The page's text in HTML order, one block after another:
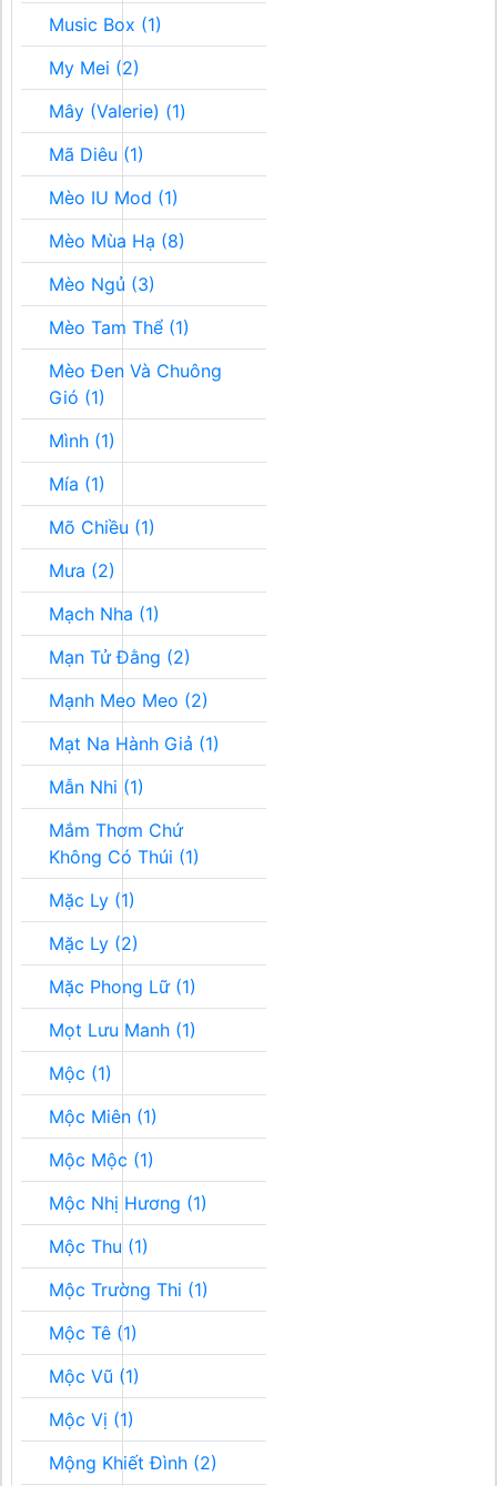
Music Box (1)
My Mei (2)
Mây (Valerie) (1)
Mã Diêu (1)
Mèo IU Mod (1)
Mèo Mùa Hạ (8)
Mèo Ngủ (3)
Mèo Tam Thể (1)
Mèo Đen Và Chuông
Gió (1)
Mình (1)
Mía (1)
Mõ Chiều (1)
Mưa (2)
Mạch Nha (1)
Mạn Tử Đằng (2)
Mạnh Meo Meo (2)
Mạt Na Hành Giả (1)
Mẫn Nhi (1)
Mắm Thơm Chứ
Không Có Thúi (1)
Mặc Ly (1)
Mặc Ly (2)
Mặc Phong Lữ (1)
Mọt Lưu Manh (1)
Mộc (1)
Mộc Miên (1)
Mộc Mộc (1)
Mộc Nhị Hương (1)
Mộc Thu (1)
Mộc Trường Thi (1)
Mộc Tê (1)
Mộc Vũ (1)
Mộc Vị (1)
Mộng Khiết Đình (2)